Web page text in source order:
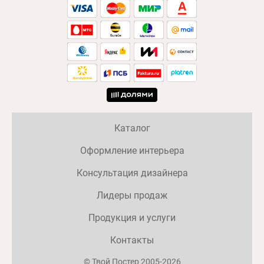
© Твой Постер 2005-2026
Каталог
Оформление интерьера
Консультация дизайнера
Лидеры продаж
Продукция и услуги
Контакты